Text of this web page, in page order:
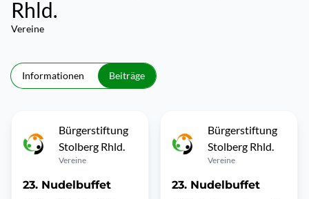
Rhld.
Vereine
Informationen Beiträge
Bürgerstiftung
Stolberg Rhld.
Vereine
23. Nudelbuffet
Bürgerstiftung
Stolberg Rhld.
Vereine
23. Nudelbuffet